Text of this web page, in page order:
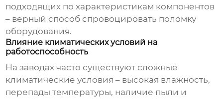
подходящих по характеристикам компонентов
– верный способ спровоцировать поломку
оборудования.
Влияние климатических условий на
работоспособность
На заводах часто существуют сложные
климатические условия – высокая влажность,
перепады температуры, наличие пыли и